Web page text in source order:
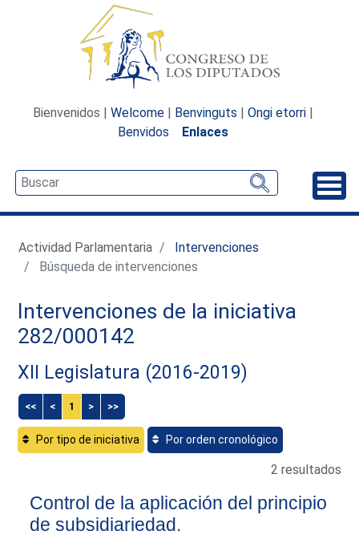
Bienvenidos | Welcome | Benvinguts | Ongi etorri |
Benvidos
Enlaces
Actividad Parlamentaria
Intervenciones
Búsqueda de intervenciones
Intervenciones de la iniciativa
282/000142
XII Legislatura (2016-2019)
<< < 1 > >>
Por tipo de iniciativa Por orden cronológico
2 resultados
Control de la aplicación del principio
de subsidiariedad.